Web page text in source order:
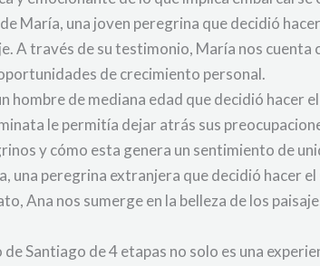
María, una joven peregrina que decidió
A través de su testimonio, María nos cuenta
de crecimiento personal.
hombre de mediana edad que decidió hacer
le permitía dejar atrás sus
y cómo esta genera un sentimiento de
una peregrina extranjera que decidió hacer
Ana nos sumerge en la belleza de los
Santiago de 4 etapas no solo es una